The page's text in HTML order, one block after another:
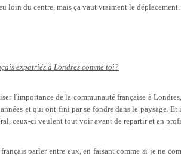
loin du centre, mais ça vaut vraiment le déplacement.
expatriés à Londres comme toi?
l'importance de la communauté française à
et qui ont fini par se fondre dans le paysage.
ceux-ci veulent tout voir avant de repartir et en
parler entre eux, en faisant comme si je ne